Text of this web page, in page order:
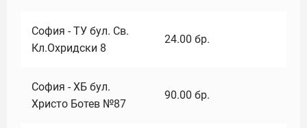
София - ТУ бул. Св.
Кл.Охридски 8
24.00 бр.
София - ХБ бул.
Христо Ботев №87
90.00 бр.